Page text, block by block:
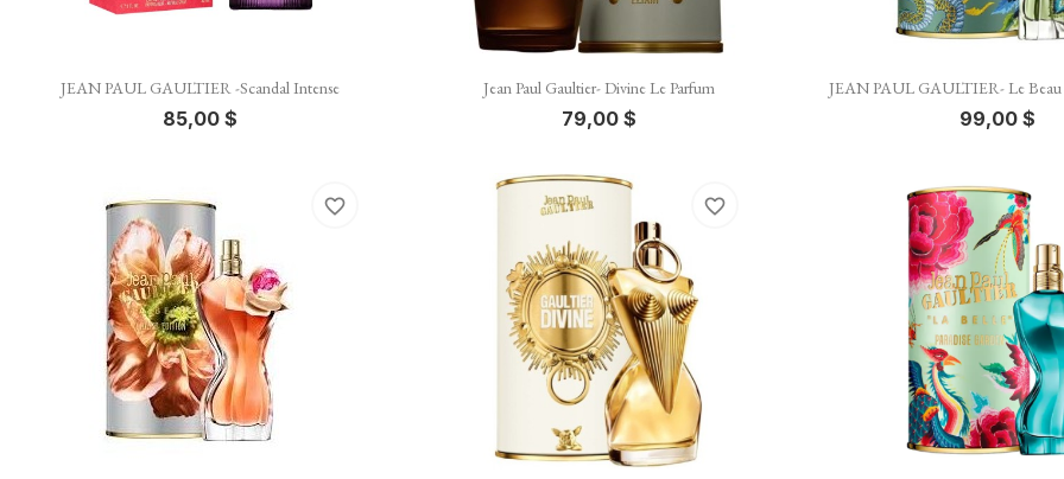
 Vista rápida
JEAN PAUL GAULTIER -Scandal Intense
85,00 $
 Vista rápida
Jean Paul Gaultier- Divine Le Parfum
79,00 $
Vista rápida
JEAN PAUL GAULTIER- Le Beau
99,00 $
favorite_border favorite_border